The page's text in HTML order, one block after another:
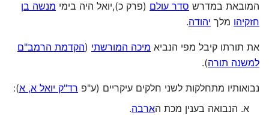
המובאת במדרש סדר עולם (פרק כ),יואל היה בימי מנשה בן
חזקיהו מלך יהודה.
את תורתו קיבל מפי הנביא מיכה המורשתי (הקדמת הרמב"ם
למשנה תורה).
נבואותיו מתחלקות לשני חלקים עיקריים (ע"פ רד"ק יואל א, א):
הנבואה בענין מכת הארבה.